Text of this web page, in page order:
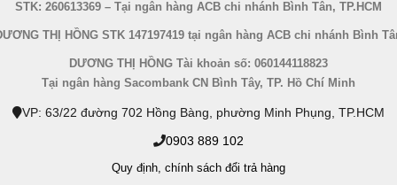
STK: 260613369 – Tại ngân hàng ACB chi nhánh Bình Tân, TP.HCM
THỊ HỒNG STK 147197419 tại ngân hàng ACB chi nhánh Bình
DƯƠNG THỊ HỒNG Tài khoản số: 060144118823
Tại ngân hàng Sacombank CN Bình Tây, TP. Hồ Chí Minh
VP: 63/22 đường 702 Hồng Bàng, phường Minh Phụng, TP.HCM
0903 889 102
Quy định, chính sách đổi trả hàng